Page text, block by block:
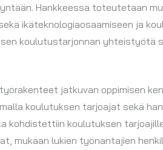
Hankkeessa toteutetaan
ikäteknologiaosaamiseen ja
koulutustarjonnan yhteistyötä
jatkuvan oppimisen
koulutuksen tarjoajat sekä
kohdistettiin koulutuksen
mukaan lukien työnantajien